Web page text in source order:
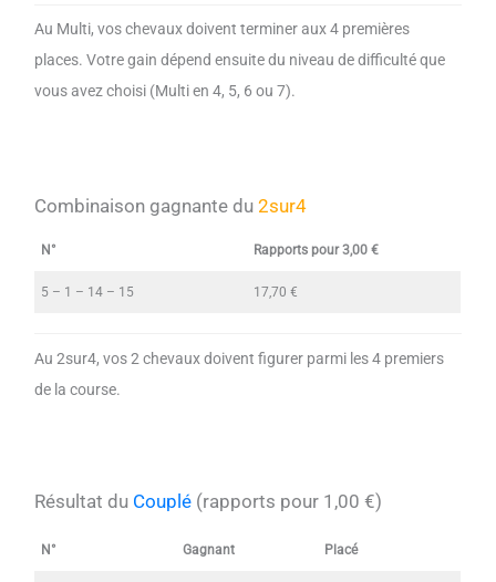
Au Multi, vos chevaux doivent terminer aux 4 premières
places. Votre gain dépend ensuite du niveau de difficulté que
vous avez choisi (Multi en 4, 5, 6 ou 7).
Combinaison gagnante du2sur4
N° Rapports pour 3,00 €
5 – 1 – 14 – 15 17,70 €
Au 2sur4, vos 2 chevaux doivent figurer parmi les 4 premiers
de la course.
Résultat du Couplé (rapports pour 1,00 €)
N° Gagnant Placé